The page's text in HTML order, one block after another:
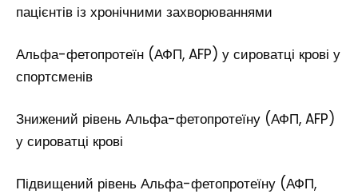
пацієнтів із хронічними захворюваннями
Альфа-фетопротеїн (АФП, AFP) у сироватці крові у
спортсменів
Знижений рівень Альфа-фетопротеїну (АФП, AFP)
у сироватці крові
Підвищений рівень Альфа-фетопротеїну (АФП,